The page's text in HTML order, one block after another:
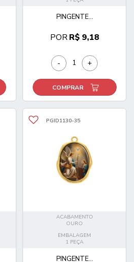
PINGENTE...
PORR$ 9,18
- +
COMPRAR
PGID1130-35
ACABAMENTO
OURO
EMBALAGEM
1 PEÇA
PINGENTE...